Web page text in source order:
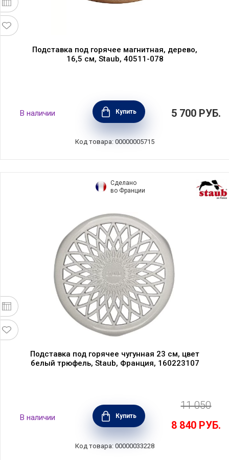
Подставка под горячее магнитная, дерево,
16,5 см, Staub, 40511-078
В наличии Купить 5 700 РУБ.
Код товара: 00000005715
Сделано
во Франции
Подставка под горячее чугунная 23 см, цвет
белый трюфель, Staub, Франция, 160223107
В наличии Купить
11 050
8 840 РУБ.
Код товара: 00000033228